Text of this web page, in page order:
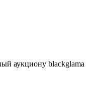
аукциону blackglama